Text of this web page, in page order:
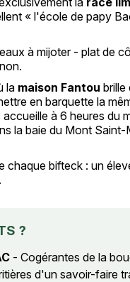
« l'école de papy
à mijoter - plat de
la maison Fantou brille
en barquette la
à 6 heures du
la baie du Mont
chaque bifteck : un
?
- Cogérantes de la
d'un savoir-faire